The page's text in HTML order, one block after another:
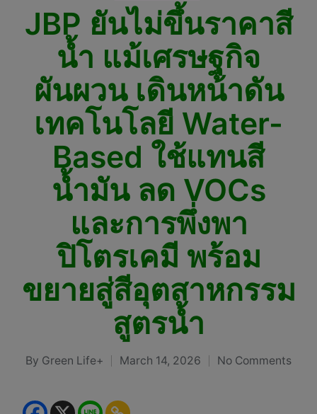
JBP ยันไม่ขึ้นราคาสี
น้ำ แม้เศรษฐกิจ
ผันผวน เดินหน้าดัน
เทคโนโลยี Water-
Based ใช้แทนสี
น้ำมัน ลด VOCs
และการพึ่งพา
ปิโตรเคมี พร้อม
ขยายสู่สีอุตสาหกรรม
สูตรน้ำ
Posted
By Green Life+ March 14, 2026 No Comments